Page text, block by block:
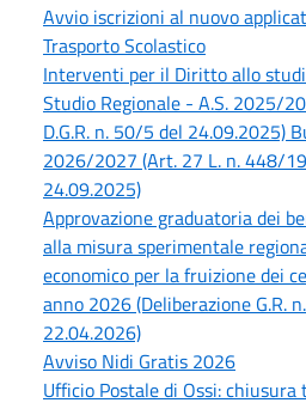
Avvio iscrizioni al nuovo
Trasporto Scolastico
Interventi per il Diritto allo
Studio Regionale - A.S. 2025/
D.G.R. n. 50/5 del 24.09.2025)
2026/2027 (Art. 27 L. n. 448/
24.09.2025)
Approvazione graduatoria dei
alla misura sperimentale
economico per la fruizione dei
anno 2026 (Deliberazione G.R.
22.04.2026)
Avviso Nidi Gratis 2026
Ufficio Postale di Ossi: